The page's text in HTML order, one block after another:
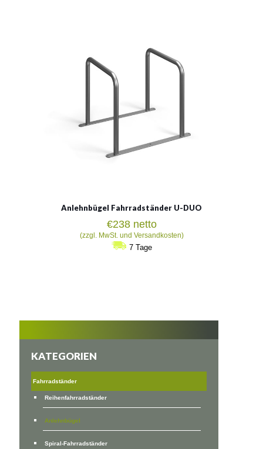
Anlehnbügel Fahrradständer U-DUO
€238 netto
(zzgl. MwSt. und Versandkosten)
7 Tage
KATEGORIEN
Fahrradständer
Reihenfahrradständer
Anlehnbügel
Spiral-Fahrradständer